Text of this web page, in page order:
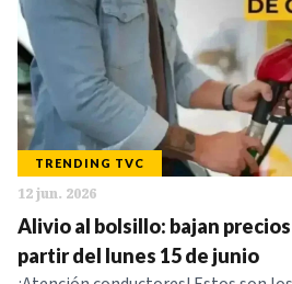
TRENDING TVC
12 jun. 2026
Alivio al bolsillo: bajan
partir del lunes 15 de junio